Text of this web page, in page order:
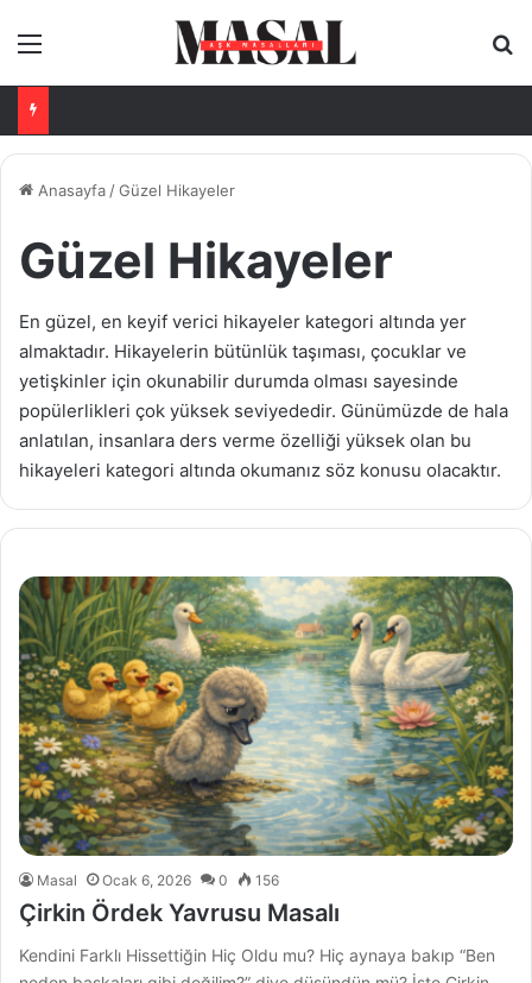
Menü
Anasayfa /Güzel Hikayeler
Güzel Hikayeler
En güzel, en keyif verici hikayeler kategori altında yer
almaktadır. Hikayelerin bütünlük taşıması, çocuklar ve
yetişkinler için okunabilir durumda olması sayesinde
popülerlikleri çok yüksek seviyededir. Günümüzde de hala
anlatılan, insanlara ders verme özelliği yüksek olan bu
hikayeleri kategori altında okumanız söz konusu olacaktır.
Masal Ocak 6, 2026 0 156
Çirkin Ördek Yavrusu Masalı
Kendini Farklı Hissettiğin Hiç Oldu mu? Hiç aynaya bakıp “Ben